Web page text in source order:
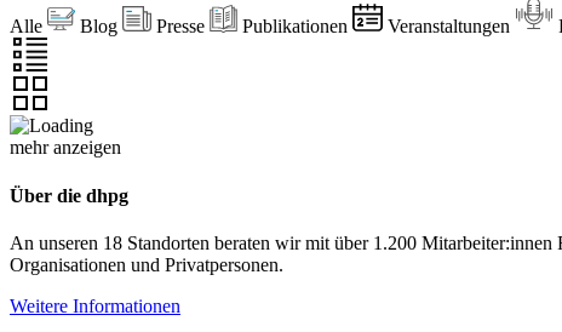
Alle Blog Presse Publikationen Veranstaltungen
mehr anzeigen
Über die dhpg
An unseren 18 Standorten beraten wir mit über 1.200
Organisationen und Privatpersonen.
Weitere Informationen